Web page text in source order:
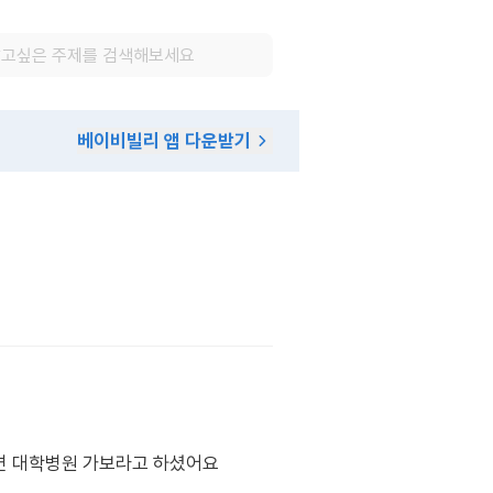
베이비빌리 앱 다운받기
대학병원 가보라고 하셨어요